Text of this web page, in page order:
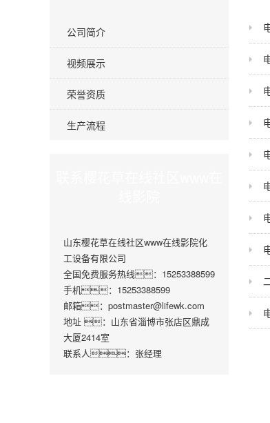
公司简介
视频展示
荣誉资质
生产流程
山东樱花草在线社区www在线影院化
工设备有限公司
全国免费服务热线：15253388599
手机：15253388599
邮箱：postmaster@lifewk.com
地址 ：山东省淄博市张店区鼎成
大厦2414室
联系人：张经理